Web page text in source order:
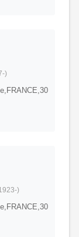
)
)